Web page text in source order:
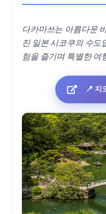
다카마쓰는 아름다운
진 일본 시코쿠의 수도
험을 즐기며 특별한 여
📍 지